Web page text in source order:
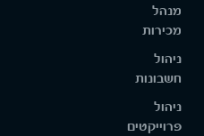
מנהל
מכירות
ניהול
חשבונות
ניהול
פרוייקטים